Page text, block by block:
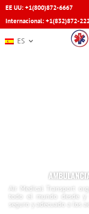
EE UU: +1(800)872-6667
Internacional: +1(832)872-
ES
Air Medical Transport
todo el mundo desde y
seguro y adecuado a los